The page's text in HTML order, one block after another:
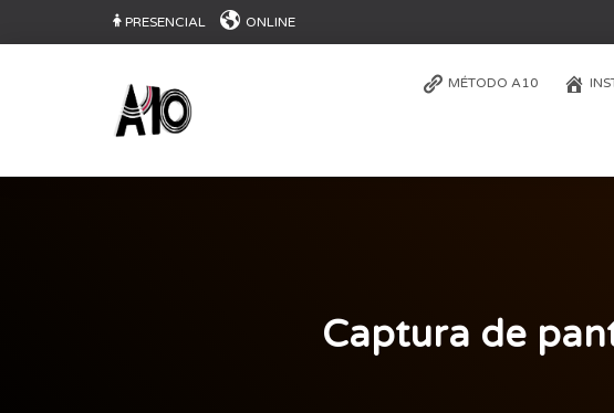
PRESENCIAL ONLINE
MÉTODO A10
Captura de